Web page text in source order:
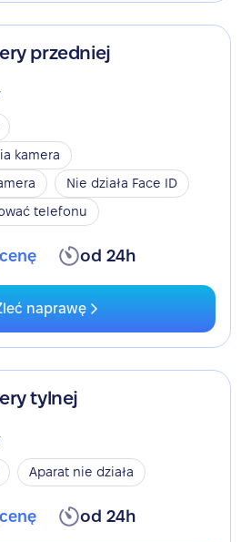
przedniej
kamera
Nie działa Face ID
telefonu
od 24h
naprawę
tylnej
Aparat nie działa
od 24h